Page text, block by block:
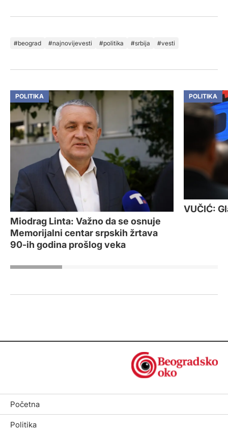
beograd najnovijevesti politika srbija vesti
POLITIKA
Miodrag Linta: Važno da se osnuje
Memorijalni centar srpskih žrtava
90-ih godina prošlog veka
POLITIKA
VUČIĆ:
Početna
Politika